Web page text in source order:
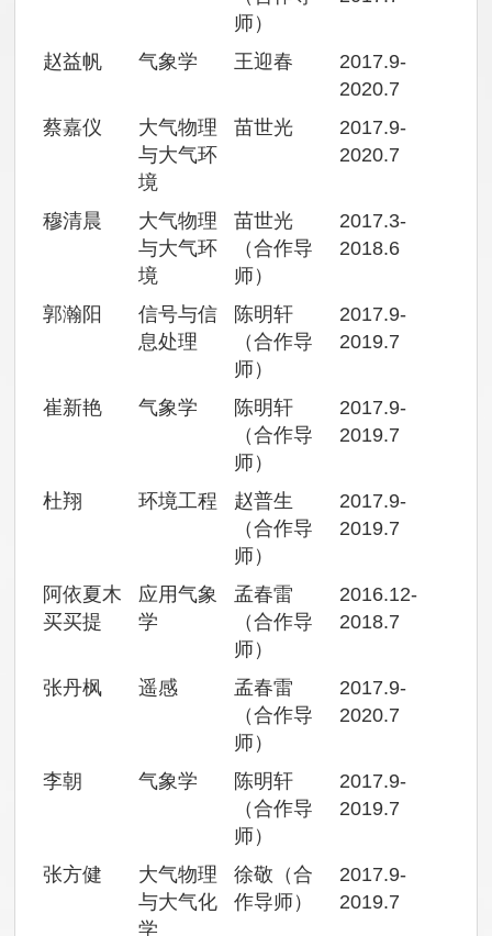
师）
赵益帆 气象学 王迎春
2017.9-
2020.7
蔡嘉仪
大气物理
与大气环
境
苗世光
2017.9-
2020.7
穆清晨
大气物理
与大气环
境
苗世光
（合作导
师）
2017.3-
2018.6
郭瀚阳
信号与信
息处理
陈明轩
（合作导
师）
2017.9-
2019.7
崔新艳 气象学
陈明轩
（合作导
师）
2017.9-
2019.7
杜翔 环境工程
赵普生
（合作导
师）
2017.9-
2019.7
阿依夏木
买买提
应用气象
学
孟春雷
（合作导
师）
2016.12-
2018.7
张丹枫 遥感
孟春雷
（合作导
师）
2017.9-
2020.7
李朝 气象学
陈明轩
（合作导
师）
2017.9-
2019.7
张方健
大气物理
与大气化
学
徐敬（合
作导师）
2017.9-
2019.7